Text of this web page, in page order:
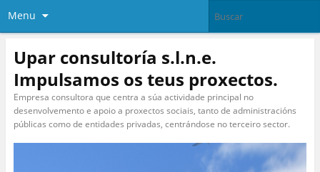
Menu
Upar consultoría s.l.n.e.
Impulsamos os teus proxectos.
Empresa consultora que centra a súa actividade principal no
desenvolvemento e apoio a proxectos sociais, tanto de administracións
públicas como de entidades privadas, centrándose no terceiro sector.